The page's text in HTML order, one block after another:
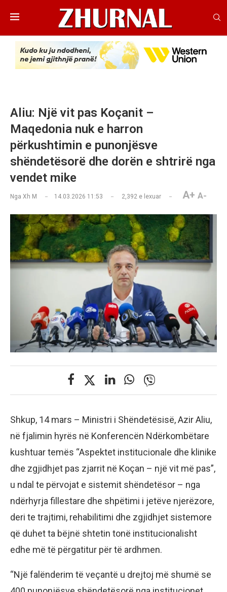
Aliu: Një vit pas Koçanit –
Maqedonia nuk e harron
përkushtimin e punonjësve
shëndetësorë dhe dorën e shtrirë nga
vendet mike
Nga Xh M 14.03.2026 11:53 2,392 e lexuar A+ A-
Shkup, 14 mars – Ministri i Shëndetësisë, Azir Aliu,
në fjalimin hyrës në Konferencën Ndërkombëtare
kushtuar temës “Aspektet institucionale dhe klinike
dhe zgjidhjet pas zjarrit në Koçan – një vit më pas”,
u ndal te përvojat e sistemit shëndetësor – nga
ndërhyrja fillestare dhe shpëtimi i jetëve njerëzore,
deri te trajtimi, rehabilitimi dhe zgjidhjet sistemore
që duhet ta bëjnë shtetin tonë institucionalisht
edhe më të përgatitur për të ardhmen.
“Një falënderim të veçantë u drejtoj më shumë se